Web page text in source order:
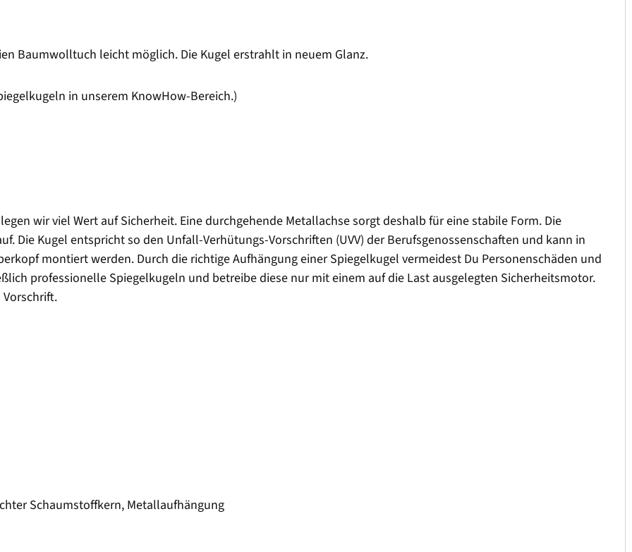
Baumwolltuch leicht möglich. Die Kugel erstrahlt in neuem Glanz.
in unserem KnowHow-Bereich.)
wir viel Wert auf Sicherheit. Eine durchgehende Metallachse sorgt deshalb für eine stabile Form. Die
Die Kugel entspricht so den Unfall-Verhütungs-Vorschriften (UVV) der Berufsgenossenschaften und kann in
montiert werden. Durch die richtige Aufhängung einer Spiegelkugel vermeidest Du Personenschäden und
professionelle Spiegelkugeln und betreibe diese nur mit einem auf die Last ausgelegten Sicherheitsmotor.
Schaumstoffkern, Metallaufhängung